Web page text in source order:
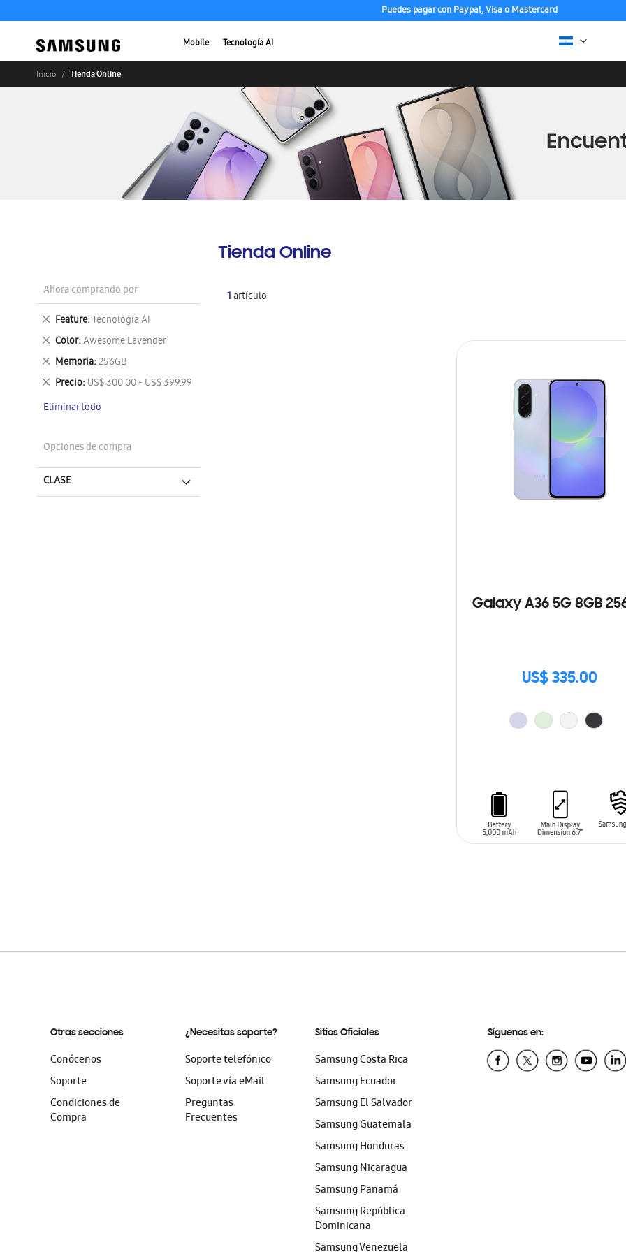
Puedes pagar con Paypal, Visa o Mastercard
Mobile Tecnología AI
Inicio Tienda Online
Tienda Online
1artículo
Galaxy A36 5G 8GB
US$ 335.00
Ahora comprando por
Feature Tecnología AI
Eliminar
este
artículo
Color Awesome Lavender
Eliminar
este
artículo
Memoria 256GB
Eliminar
este
artículo
Precio US$ 300.00 - US$ 399.99
Eliminar
artículo
Eliminar todo
Opciones de compra
CLASE
Otras secciones
Conócenos
Soporte
Condiciones de
Compra
¿Necesitas soporte?
Soporte telefónico
Soporte vía eMail
Preguntas
Frecuentes
Sitios Oficiales
Samsung Costa Rica
Samsung Ecuador
Samsung El Salvador
Samsung Guatemala
Samsung Honduras
Samsung Nicaragua
Samsung Panamá
Samsung República
Dominicana
Samsung Venezuela
Síguenos en: